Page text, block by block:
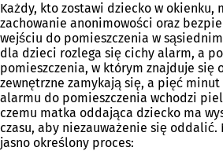
Każdy, kto zostawi dziecko w okienku,
zachowanie anonimowości oraz
wejściu do pomieszczenia w
dla dzieci rozlega się cichy alarm, a
pomieszczenia, w którym znajduje się
zewnętrzne zamykają się, a pięć
alarmu do pomieszczenia wchodzi
czemu matka oddająca dziecko ma
czasu, aby niezauważenie się
jasno określony proces: